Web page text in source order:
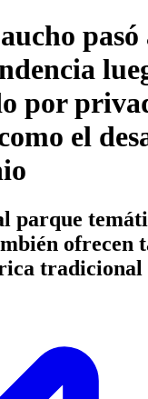
pasó
por
el
parque
ofrecen
tradicional